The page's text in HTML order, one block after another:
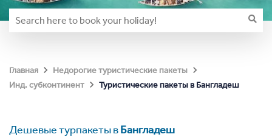
Главная
Недорогие туристические пакеты
Инд. субконтинент
Туристические пакеты в Бангладеш
Дешевые турпакеты вБангладеш